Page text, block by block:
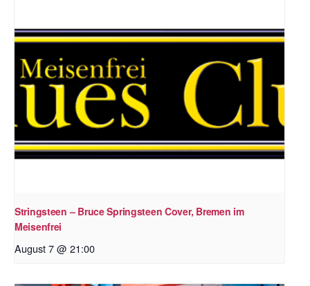
Stringsteen – Bruce Springsteen Cover, Bremen im
Meisenfrei
August 7 @ 21:00